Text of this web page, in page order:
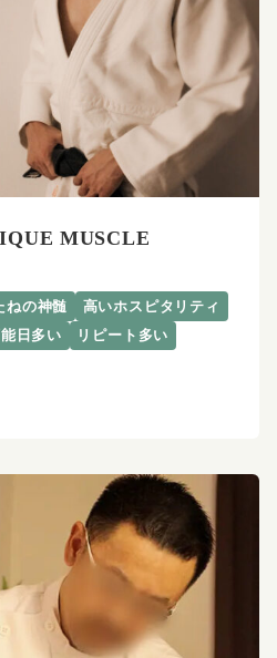
MUSCLE
ねの神髄
高いホスピタリティ
日多い
リピート多い